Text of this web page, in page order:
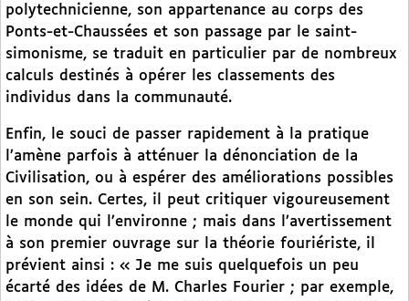
polytechnicienne, son appartenance au corps des
Ponts-et-Chaussées et son passage par le saint-
simonisme, se traduit en particulier par de nombreux
calculs destinés à opérer les classements des
individus dans la communauté.
Enfin, le souci de passer rapidement à la pratique
l’amène parfois à atténuer la dénonciation de la
Civilisation, ou à espérer des améliorations possibles
en son sein. Certes, il peut critiquer vigoureusement
le monde qui l’environne ; mais dans l’avertissement
à son premier ouvrage sur la théorie fouriériste, il
prévient ainsi : « Je me suis quelquefois un peu
écarté des idées de M. Charles Fourier ; par exemple,